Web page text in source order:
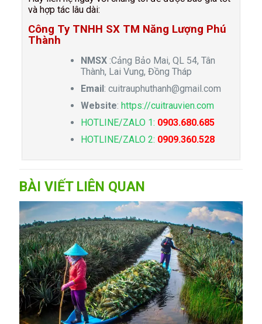
và hợp tác lâu dài:
Công Ty TNHH SX TM Năng Lượng Phú
Thành
NMSX:Cảng Bảo Mai, QL 54, Tân
Thành, Lai Vung, Đồng Tháp
Email : cuitrauphuthanh@gmail.com
Website: https://cuitrauvien.com
HOTLINE/ZALO 1: 0903.680.685
HOTLINE/ZALO 2: 0909.360.528
BÀI VIẾT LIÊN QUAN